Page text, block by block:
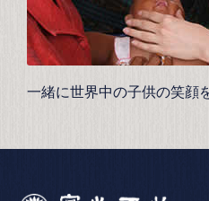
一緒に世界中の子供の笑顔